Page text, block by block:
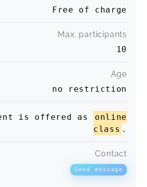
Free of charge
Max. participants
10
Age
no restriction
is offered as
online
class .
Contact
Send message